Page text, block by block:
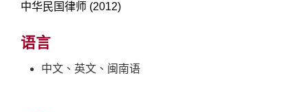
中华民国律师 (2012)
语言
中文、英文、闽南语